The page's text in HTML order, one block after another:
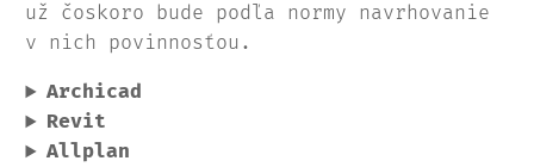
už čoskoro bude podľa normy navrhovanie
v nich povinnosťou.
Archicad
Revit
Allplan